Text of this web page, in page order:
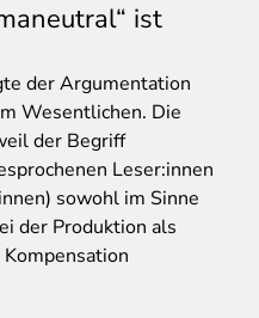
ist
der Argumentation
Wesentlichen. Die
der Begriff
Leser:innen
sowohl im Sinne
der Produktion als